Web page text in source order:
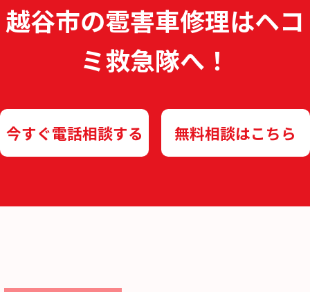
越谷市の雹害車修理はヘコ
ミ救急隊へ！
今すぐ電話相談する 無料相談はこちら